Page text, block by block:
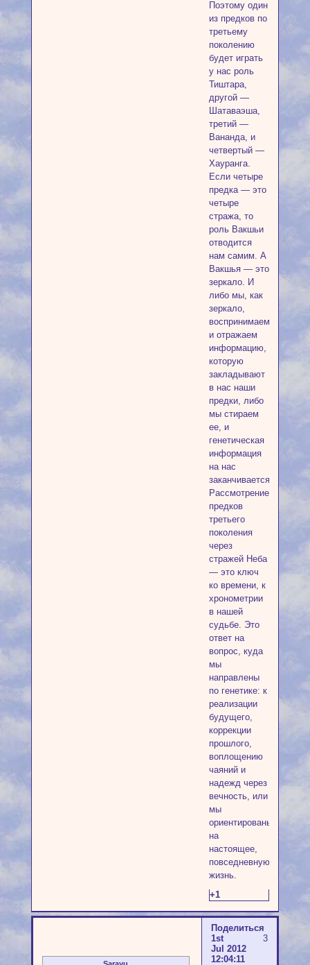
Поэтому один
из предков по
третьему
поколению
будет играть
у нас роль
Тиштара,
другой —
Шатаваэша,
третий —
Вананда, и
четвертый —
Хауранга.
Если четыре
предка — это
четыре
стража, то
роль Вакшьи
отводится
нам самим. А
Вакшья — это
зеркало. И
либо мы, как
зеркало,
воспринимаем
и отражаем
информацию,
которую
закладывают
в нас наши
предки, либо
мы стираем
ее, и
генетическая
информация
на нас
заканчивается.
Рассмотрение
предков
третьего
поколения
через
стражей Неба
— это ключ
ко времени, к
хронометрии
в нашей
судьбе. Это
ответ на
вопрос, куда
мы
направлены
по генетике: к
реализации
будущего,
коррекции
прошлого,
воплощению
чаяний и
надежд через
вечность, или
мы
ориентированы
на
настоящее,
повседневную
жизнь.
+1
Поделиться
3
1st
Jul 2012
12:04:11